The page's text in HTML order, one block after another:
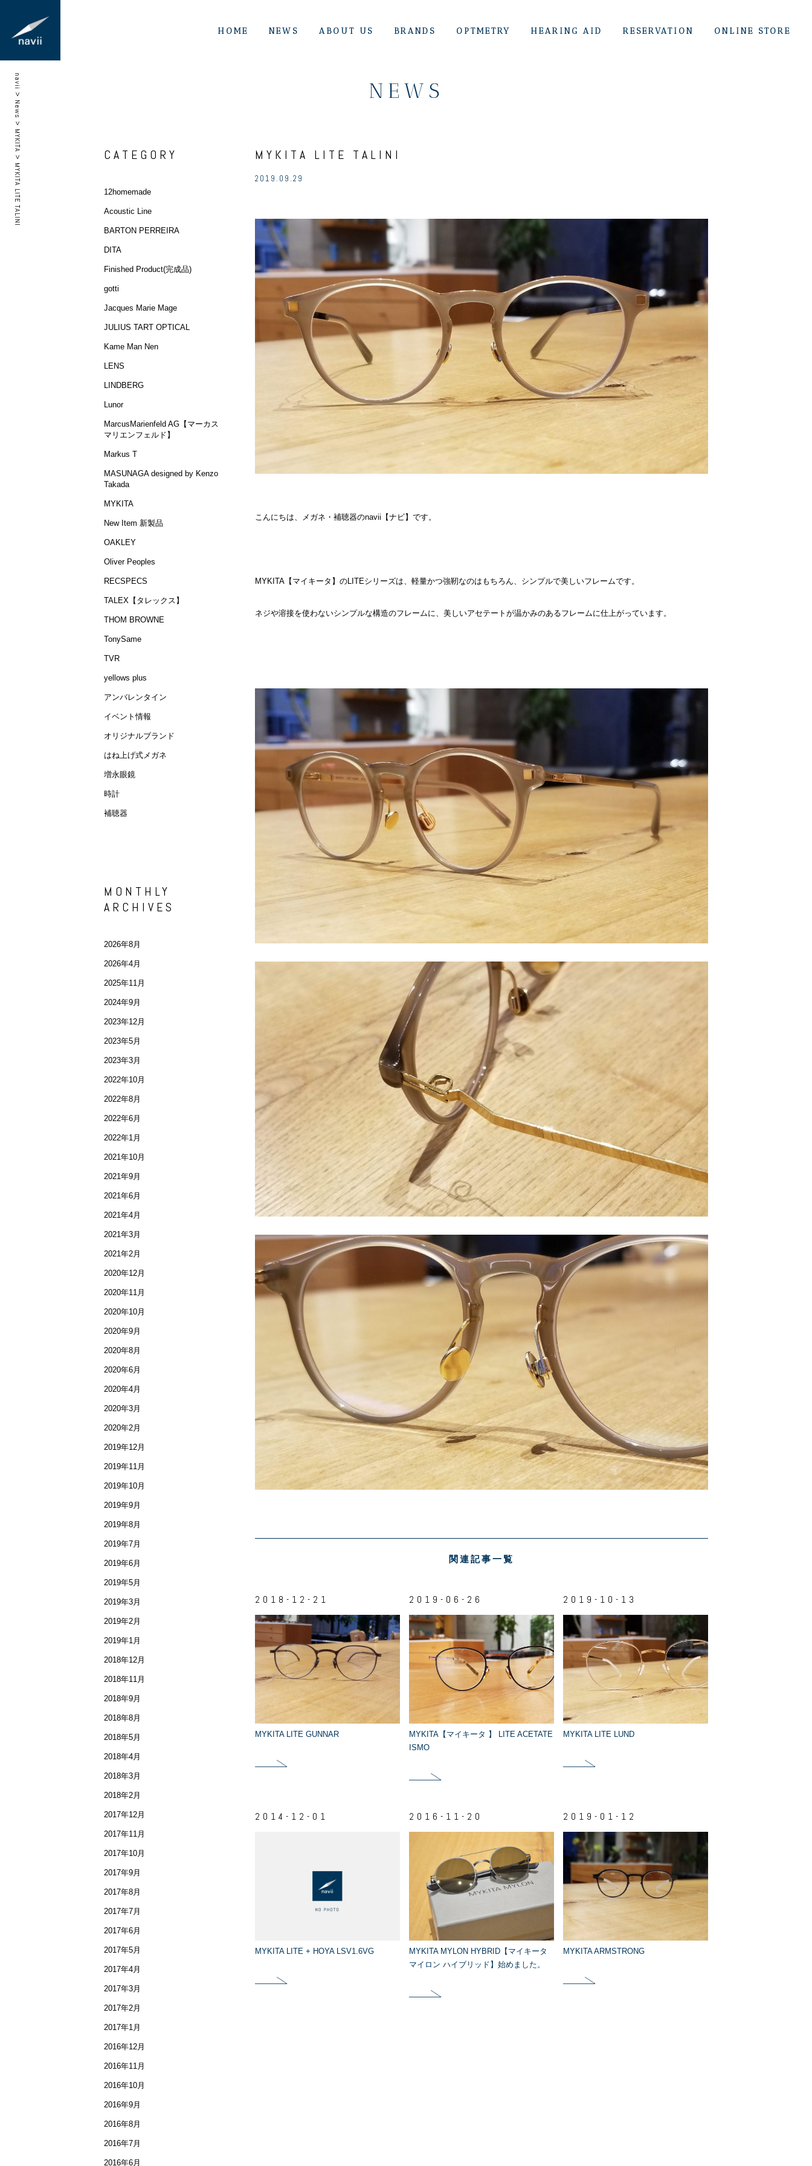
HOME NEWS ABOUT US BRANDS OPTMETRY HEARING AID RESERVATION ONLINE STORE
navii
>
News
>
MYKITA
>
MYKITA LITE TALINI
NEWS
MYKITA LITE TALINI
2019.09.29
こんにちは、メガネ・補聴器のnavii【ナビ】です。
MYKITA【マイキータ】のLITEシリーズは、軽量かつ強靭なのはもちろん、シンプルで美しいフレームです。
ネジや溶接を使わないシンプルな構造のフレームに、美しいアセテートが温かみのあるフレームに仕上がっています。
関連記事一覧
2018-12-21
MYKITA LITE GUNNAR
2019-06-26
MYKITA【マイキータ 】 LITE ACETATE
ISMO
2019-10-13
MYKITA LITE LUND
2014-12-01
MYKITA LITE + HOYA LSV1.6VG
2016-11-20
MYKITA MYLON HYBRID【マイキータ
マイロン ハイブリッド】始めました。
2019-01-12
MYKITA ARMSTRONG
CATEGORY
12homemade
Acoustic Line
BARTON PERREIRA
DITA
Finished Product(完成品)
gotti
Jacques Marie Mage
JULIUS TART OPTICAL
Kame Man Nen
LENS
LINDBERG
Lunor
MarcusMarienfeld AG【マーカス
マリエンフェルド】
Markus T
MASUNAGA designed by Kenzo
Takada
MYKITA
New Item 新製品
OAKLEY
Oliver Peoples
RECSPECS
TALEX【タレックス】
THOM BROWNE
TonySame
TVR
yellows plus
アンバレンタイン
イベント情報
オリジナルブランド
はね上げ式メガネ
増永眼鏡
時計
補聴器
MONTHLY
ARCHIVES
2026年8月
2026年4月
2025年11月
2024年9月
2023年12月
2023年5月
2023年3月
2022年10月
2022年8月
2022年6月
2022年1月
2021年10月
2021年9月
2021年6月
2021年4月
2021年3月
2021年2月
2020年12月
2020年11月
2020年10月
2020年9月
2020年8月
2020年6月
2020年4月
2020年3月
2020年2月
2019年12月
2019年11月
2019年10月
2019年9月
2019年8月
2019年7月
2019年6月
2019年5月
2019年3月
2019年2月
2019年1月
2018年12月
2018年11月
2018年9月
2018年8月
2018年5月
2018年4月
2018年3月
2018年2月
2017年12月
2017年11月
2017年10月
2017年9月
2017年8月
2017年7月
2017年6月
2017年5月
2017年4月
2017年3月
2017年2月
2017年1月
2016年12月
2016年11月
2016年10月
2016年9月
2016年8月
2016年7月
2016年6月